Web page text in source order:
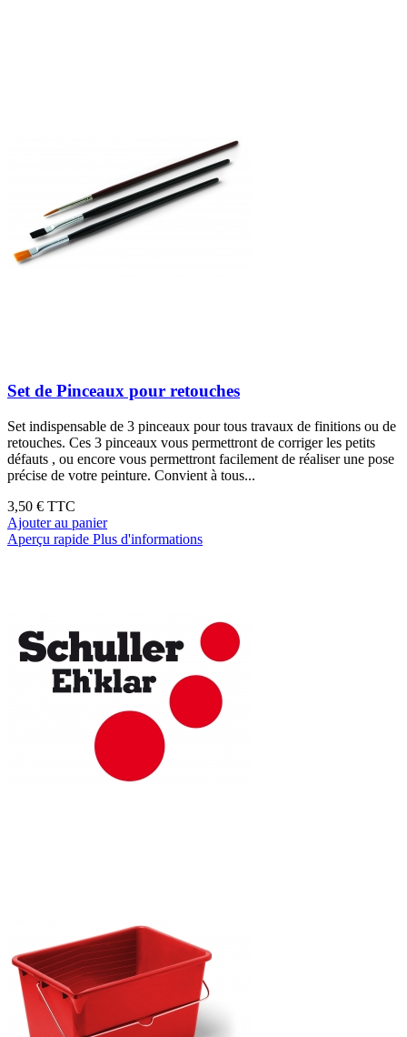
Set de Pinceaux pour retouches
Set indispensable de 3 pinceaux pour tous travaux de finitions ou de
retouches. Ces 3 pinceaux vous permettront de corriger les petits
défauts , ou encore vous permettront facilement de réaliser une pose
précise de votre peinture. Convient à tous...
3,50 € TTC
Ajouter au panier
Aperçu rapide Plus d'informations